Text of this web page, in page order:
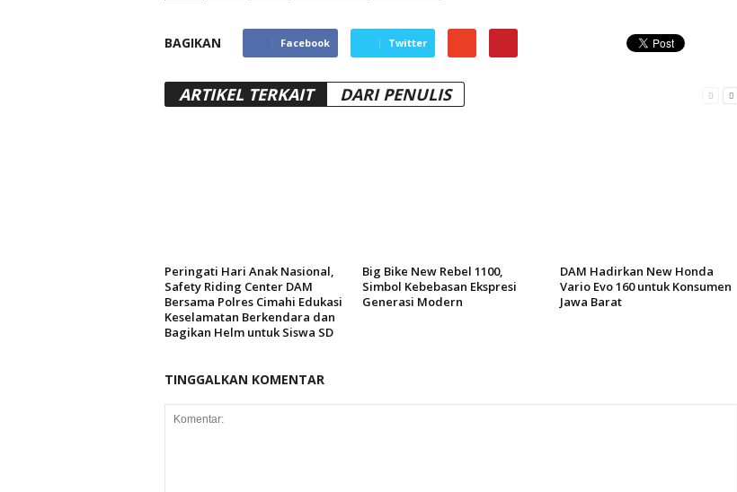
BAGIKAN Facebook Twitter
ARTIKEL TERKAIT DARI PENULIS
Peringati Hari Anak Nasional,
Safety Riding Center DAM
Bersama Polres Cimahi Edukasi
Keselamatan Berkendara dan
Bagikan Helm untuk Siswa SD
Big Bike New Rebel 1100,
Simbol Kebebasan Ekspresi
Generasi Modern
DAM Hadirkan New Honda
Vario Evo 160 untuk Konsumen
Jawa Barat
TINGGALKAN KOMENTAR